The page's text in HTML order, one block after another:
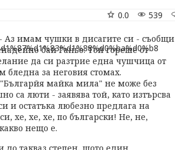
539
0.0
Аз имам чушки в дисагите си - съобщи
бай Ганьо. Той гореше от
да си разтрие една чушчица от
бледна за неговия стомах.
майка мила" не може без
са люти - заявява той, като изтърсва
и остатъка любезно предлага на
хе, хе, хе, по български! Не, не,
нещо е.